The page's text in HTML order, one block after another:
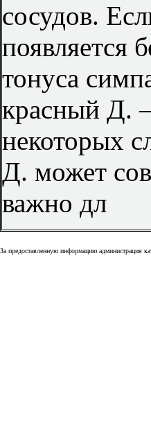
сосудов.
появляется
тонуса
красный Д.
некоторых
Д. может
важно дл
За предоставленную информацию администрация